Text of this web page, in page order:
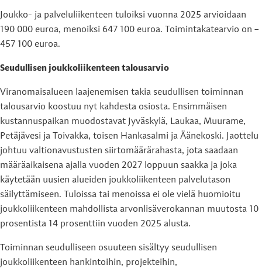
Joukko- ja palveluliikenteen tuloiksi vuonna 2025 arvioidaan
190 000 euroa, menoiksi 647 100 euroa. Toimintakatearvio on –
457 100 euroa.
Seudullisen joukkoliikenteen talousarvio
Viranomaisalueen laajenemisen takia seudullisen toiminnan
talousarvio koostuu nyt kahdesta osiosta. Ensimmäisen
kustannuspaikan muodostavat Jyväskylä, Laukaa, Muurame,
Petäjävesi ja Toivakka, toisen Hankasalmi ja Äänekoski. Jaottelu
johtuu valtionavustusten siirtomäärärahasta, jota saadaan
määräaikaisena ajalla vuoden 2027 loppuun saakka ja joka
käytetään uusien alueiden joukkoliikenteen palvelutason
säilyttämiseen. Tuloissa tai menoissa ei ole vielä huomioitu
joukkoliikenteen mahdollista arvonlisäverokannan muutosta 10
prosentista 14 prosenttiin vuoden 2025 alusta.
Toiminnan seudulliseen osuuteen sisältyy seudullisen
joukkoliikenteen hankintoihin, projekteihin,